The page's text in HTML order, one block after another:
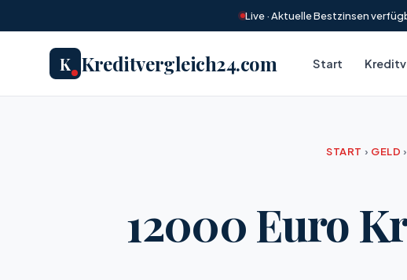
Live · Aktuelle Bestzinsen
K Kreditvergleich24.com Start
START › GELD ›
12000 Euro